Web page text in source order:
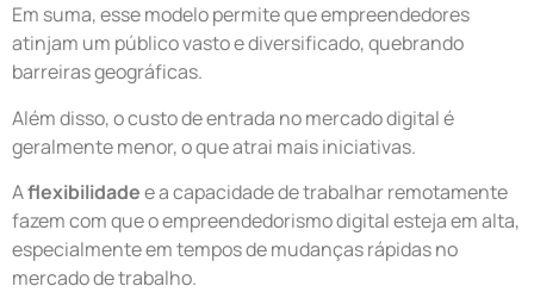
Em suma, esse modelo permite que empreendedores
atinjam um público vasto e diversificado, quebrando
barreiras geográficas.
Além disso, o custo de entrada no mercado digital é
geralmente menor, o que atrai mais iniciativas.
Aflexibilidadee a capacidade de trabalhar remotamente
fazem com que o empreendedorismo digital esteja em alta,
especialmente em tempos de mudanças rápidas no
mercado de trabalho.